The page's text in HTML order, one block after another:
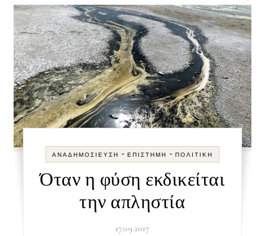
ΑΝΑΔΗΜΟΣΊΕΥΣΗ - ΕΠΙΣΤΉΜΗ - ΠΟΛΙΤΙΚΉ
Όταν η φύση εκδικείται
την απληστία
17.09.2017